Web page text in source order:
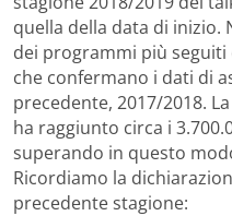
quella della data di inizio.
dei programmi più
che confermano i dati di
precedente, 2017/2018.
ha raggiunto circa i
superando in questo
Ricordiamo la
precedente stagione: